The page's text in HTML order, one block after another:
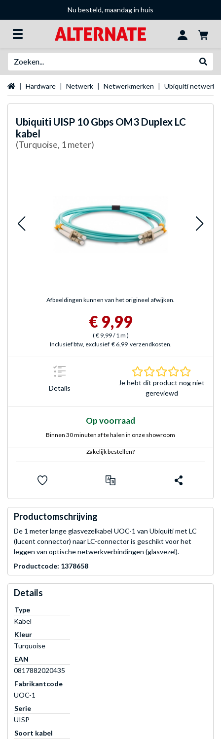
Nu besteld, maandag in huis
Startpagina
Hardware Netwerk Netwerkmerken Ubiquiti
Ubiquiti UISP 10 Gbps OM3 Duplex LC
kabel
(Turquoise, 1 meter)
Afbeeldingen kunnen van het origineel afwijken.
€ 9,99
(€ 9,99/ 1 m )
Inclusief btw, exclusief € 6,99 verzendkosten.
Details
Je hebt dit product nog niet
gereviewd
Op voorraad
Binnen 30 minuten af te halen in onze showroom
Zakelijk bestellen?
Productomschrijving
De 1 meter lange glasvezelkabel UOC-1 van Ubiquiti met LC
(lucent connector) naar LC-connector is geschikt voor het
leggen van optische netwerkverbindingen (glasvezel).
Productcode: 1378658
Details
Type
Kabel
Kleur
Turquoise
EAN
0817882020435
Fabrikantcode
UOC-1
Serie
UISP
Soort kabel